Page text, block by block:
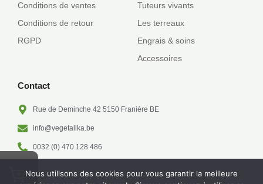
o
k
-
f
r
Conditions de ventes
Conditions de retour
RGPD
Tuteurs vivants
Les terreaux
Engrais & soins
Accessoires
Contact
Rue de Deminche 42 5150 Franière BE
info@vegetalika.be
0032 (0) 470 128 486
Nous utilisons des cookies pour vous garantir la meilleure